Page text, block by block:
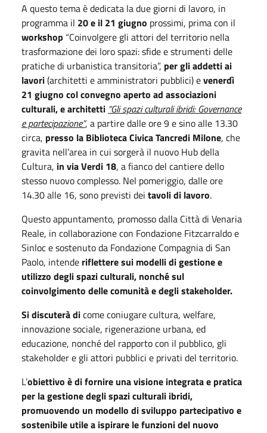
A questo tema è dedicata la due giorni di lavoro, in
programma il 20 e il 21 giugno prossimi, prima con il
workshop “Coinvolgere gli attori del territorio nella
trasformazione dei loro spazi: sfide e strumenti delle
pratiche di urbanistica transitoria”, per gli addetti ai
lavori(architetti e amministratori pubblici) evenerdì
21 giugno col convegno aperto ad associazioni
culturali, e architetti “Gli spazi culturali ibridi: Governance
e partecipazione”, a partire dalle ore 9 e sino alle 13.30
circa, presso la Biblioteca Civica Tancredi Milone, che
gravita nell’area in cui sorgerà il nuovo Hub della
Cultura, in via Verdi 18, a fianco del cantiere dello
stesso nuovo complesso. Nel pomeriggio, dalle ore
14.30 alle 16, sono previsti dei tavoli di lavoro.
Questo appuntamento, promosso dalla Città di Venaria
Reale, in collaborazione con Fondazione Fitzcarraldo e
Sinloc e sostenuto da Fondazione Compagnia di San
Paolo, intende riflettere sui modelli di gestione e
utilizzo degli spazi culturali, nonché sul
coinvolgimento delle comunità e degli stakeholder.
Si discuterà dicome coniugare cultura, welfare,
innovazione sociale, rigenerazione urbana, ed
educazione, nonché del rapporto con il pubblico, gli
stakeholder e gli attori pubblici e privati del territorio.
L’obiettivo è di fornire una visione integrata e pratica
per la gestione degli spazi culturali ibridi,
promuovendo un modello di sviluppo partecipativo e
sostenibile utile a ispirare le funzioni del nuovo